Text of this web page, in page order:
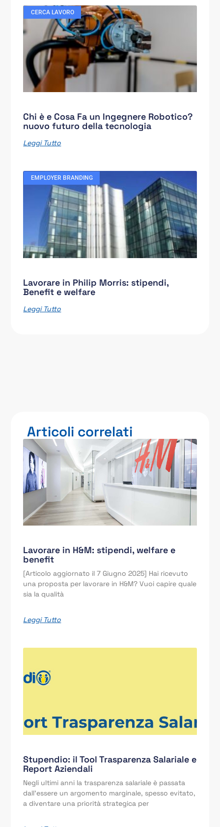
CERCA LAVORO
Chi è e Cosa Fa un Ingegnere Robotico?
nuovo futuro della tecnologia
Leggi Tutto
EMPLOYER BRANDING
Lavorare in Philip Morris: stipendi,
Benefit e welfare
Leggi Tutto
Articoli correlati
Lavorare in H&M: stipendi, welfare e
benefit
[Articolo aggiornato il 7 Giugno 2025] Hai ricevuto
una proposta per lavorare in H&M? Vuoi capire quale
sia la qualità
Leggi Tutto
Stupendio: il Tool Trasparenza Salariale e
Report Aziendali
Negli ultimi anni la trasparenza salariale è passata
dall’essere un argomento marginale, spesso evitato,
a diventare una priorità strategica per